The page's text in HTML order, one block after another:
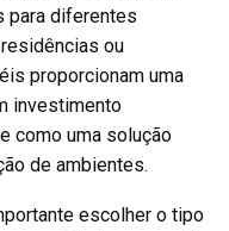
para diferentes
ou
proporcionam uma
investimento
como uma solução
de ambientes.
escolher o tipo